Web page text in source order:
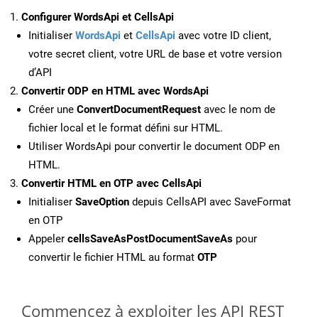
Configurer WordsApi et CellsApi
Initialiser WordsApi et CellsApi avec votre ID client,
votre secret client, votre URL de base et votre version
d’API
Convertir ODP en HTML avec WordsApi
Créer une ConvertDocumentRequest avec le nom de
fichier local et le format défini sur HTML.
Utiliser WordsApi pour convertir le document ODP en
HTML.
Convertir HTML en OTP avec CellsApi
Initialiser SaveOption depuis CellsAPI avec SaveFormat
en OTP
Appeler cellsSaveAsPostDocumentSaveAs pour
convertir le fichier HTML au format OTP
Commencez à exploiter les API REST